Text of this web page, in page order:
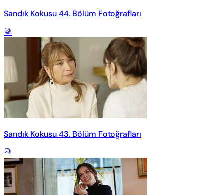
Sandık Kokusu 44. Bölüm Fotoğrafları
Sandık Kokusu 43. Bölüm Fotoğrafları